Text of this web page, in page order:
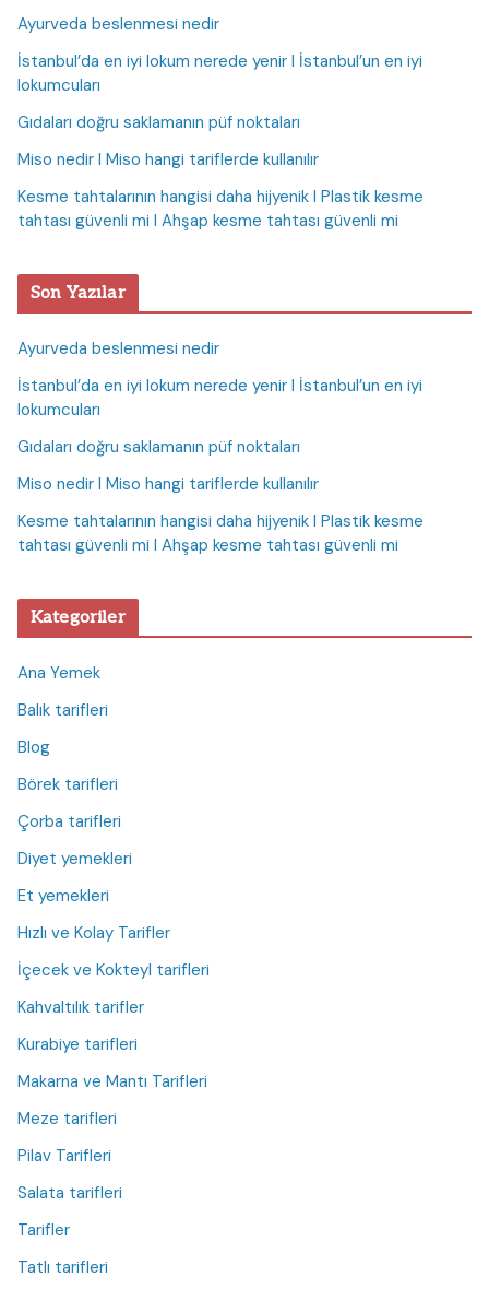
Ayurveda beslenmesi nedir
İstanbul’da en iyi lokum nerede yenir I İstanbul’un en iyi
lokumcuları
Gıdaları doğru saklamanın püf noktaları
Miso nedir I Miso hangi tariflerde kullanılır
Kesme tahtalarının hangisi daha hijyenik I Plastik kesme
tahtası güvenli mi I Ahşap kesme tahtası güvenli mi
Son Yazılar
Ayurveda beslenmesi nedir
İstanbul’da en iyi lokum nerede yenir I İstanbul’un en iyi
lokumcuları
Gıdaları doğru saklamanın püf noktaları
Miso nedir I Miso hangi tariflerde kullanılır
Kesme tahtalarının hangisi daha hijyenik I Plastik kesme
tahtası güvenli mi I Ahşap kesme tahtası güvenli mi
Kategoriler
Ana Yemek
Balık tarifleri
Blog
Börek tarifleri
Çorba tarifleri
Diyet yemekleri
Et yemekleri
Hızlı ve Kolay Tarifler
İçecek ve Kokteyl tarifleri
Kahvaltılık tarifler
Kurabiye tarifleri
Makarna ve Mantı Tarifleri
Meze tarifleri
Pilav Tarifleri
Salata tarifleri
Tarifler
Tatlı tarifleri